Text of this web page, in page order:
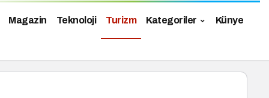
Magazin Teknoloji Turizm Kategoriler Künye